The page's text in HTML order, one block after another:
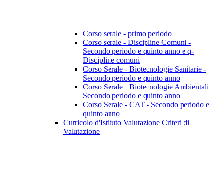
Corso serale - primo periodo
Corso serale - Discipline Comuni -
Secondo periodo e quinto anno e q-
Discipline comuni
Corso Serale - Biotecnologie Sanitarie -
Secondo periodo e quinto anno
Corso Serale - Biotecnologie Ambientali -
Secondo periodo e quinto anno
Corso Serale - CAT - Secondo periodo e
quinto anno
Curricolo d'Istituto Valutazione Criteri di
Valutazione